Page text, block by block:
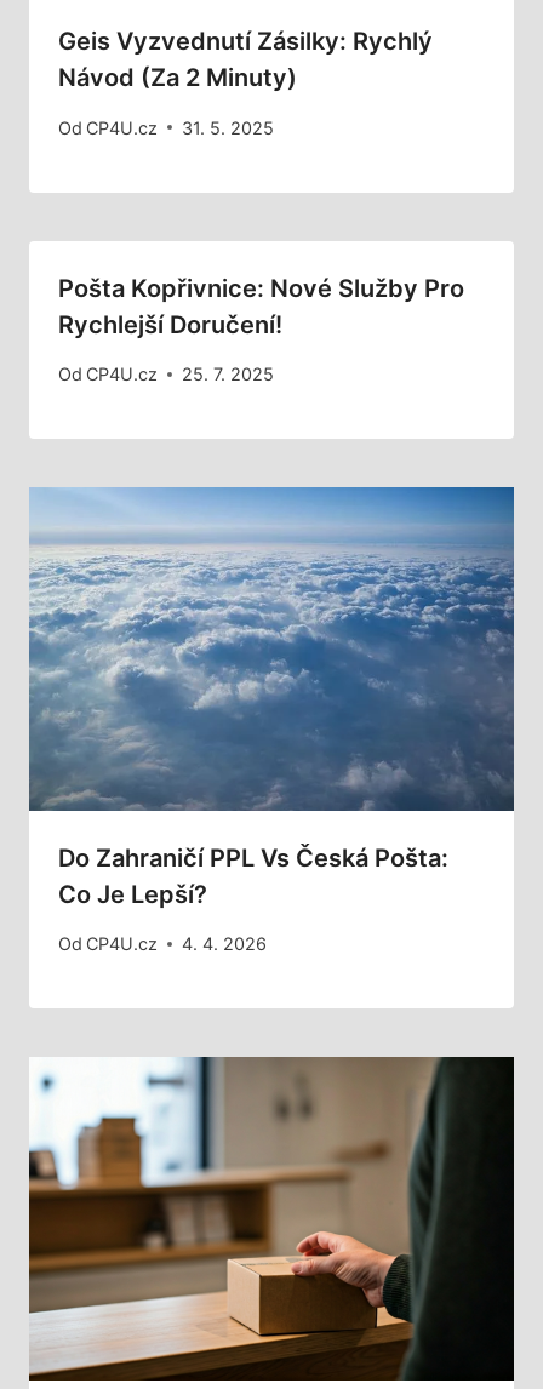
Geis Vyzvednutí Zásilky: Rychlý
Návod (za 2 Minuty)
Od CP4U.cz 31. 5. 2025
Pošta Kopřivnice: Nové Služby Pro
Rychlejší Doručení!
Od CP4U.cz 25. 7. 2025
Do Zahraničí PPL Vs Česká Pošta:
Co Je Lepší?
Od CP4U.cz 4. 4. 2026